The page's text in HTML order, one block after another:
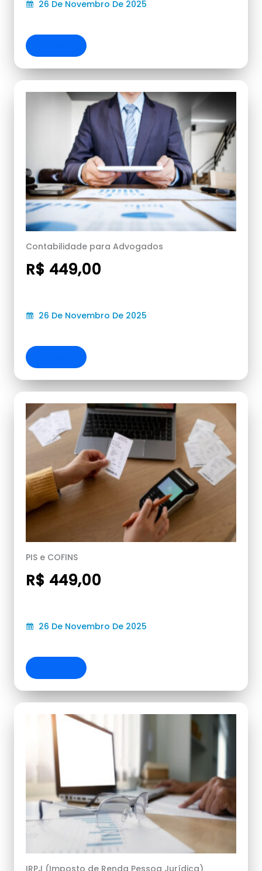
26 De Novembro De 2025
Contabilidade para Advogados
R$ 449,00
26 De Novembro De 2025
PIS e COFINS
R$ 449,00
26 De Novembro De 2025
IRPJ (Imposto de Renda Pessoa Jurídica)